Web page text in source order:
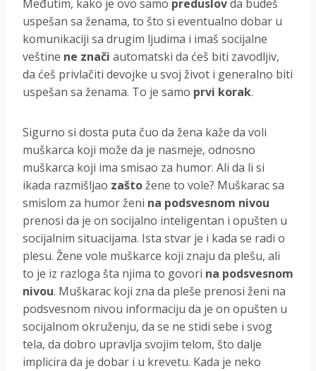
Međutim, kako je ovo samo preduslovda budeš
uspešan sa ženama, to što si eventualno dobar u
komunikaciji sa drugim ljudima i imaš socijalne
veštine ne znači automatski da ćeš biti zavodljiv,
da ćeš privlačiti devojke u svoj život i generalno biti
uspešan sa ženama. To je samo prvi korak.
Sigurno si dosta puta čuo da žena kaže da voli
muškarca koji može da je nasmeje, odnosno
muškarca koji ima smisao za humor. Ali da li si
ikada razmišljao zaštožene to vole? Muškarac sa
smislom za humor ženi na podsvesnom nivou
prenosi da je on socijalno inteligentan i opušten u
socijalnim situacijama. Ista stvar je i kada se radi o
plesu. Žene vole muškarce koji znaju da plešu, ali
to je iz razloga šta njima to govori na podsvesnom
nivou. Muškarac koji zna da pleše prenosi ženi na
podsvesnom nivou informaciju da je on opušten u
socijalnom okruženju, da se ne stidi sebe i svog
tela, da dobro upravlja svojim telom, što dalje
implicira da je dobar i u krevetu. Kada je neko